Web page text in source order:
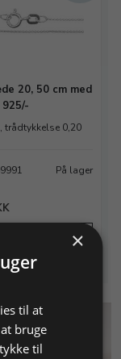
20, 50 cm med
trådtykkelse 0,20
På lager
×
til at
bruge
til